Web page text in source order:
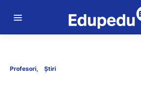
Profesori Știri